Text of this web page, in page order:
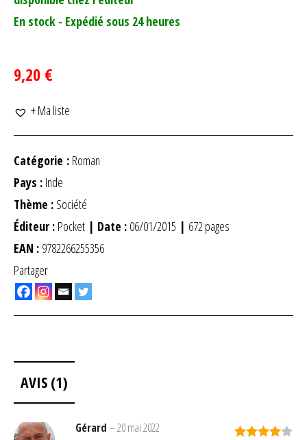
En stock - Expédié sous 24 heures
9,20 €
+ Ma liste
Catégorie : Roman
Pays : Inde
Thème : Société
Éditeur : Pocket | Date : 06/01/2015 | 672 pages
EAN : 9782266255356
Partager
AVIS (1)
Gérard –20 mai 2022